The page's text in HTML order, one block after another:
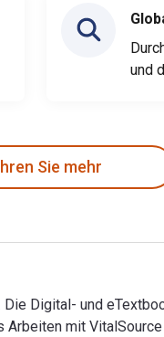
und
Sie mehr
Digital- und
mit